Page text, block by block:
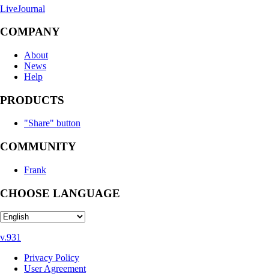
LiveJournal
COMPANY
About
News
Help
PRODUCTS
"Share" button
COMMUNITY
Frank
CHOOSE LANGUAGE
v.931
Privacy Policy
User Agreement